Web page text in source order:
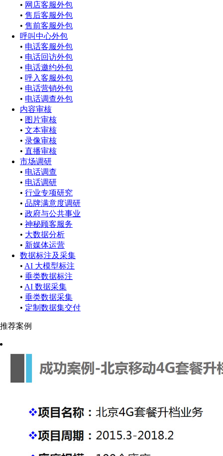
• 网店客服外包
• 售后客服外包
• 售前客服外包
呼叫中心外包
• 电话客服外包
• 电话回访外包
• 电话邀约外包
• 呼入客服外包
• 电话营销外包
• 电话调查外包
内容审核
• 图片审核
• 文本审核
• 录像审核
• 直播审核
市场调研
• 电话调查
• 电话调研
• 行业专项研究
• 品牌满意度调研
• 政府与公共事业
• 神秘顾客服务
• 大数据分析
• 新媒体运营
数据标注及采集
• AI 大模型标注
• 垂类数据标注
• AI 数据采集
• 垂类数据采集
• 定制数据集交付
推荐案例